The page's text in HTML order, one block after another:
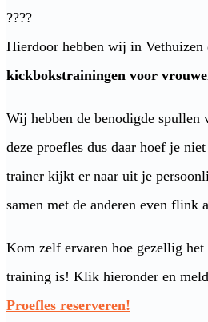
????
Hierdoor hebben wij in Vethuizen
kickbokstrainingen voor
Wij hebben de benodigde spullen
deze proefles dus daar hoef je
trainer kijkt er naar uit je
samen met de anderen even flink
Kom zelf ervaren hoe gezellig
training is! Klik hieronder en
Proefles reserveren!